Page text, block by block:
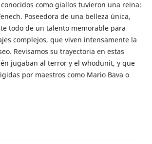
como giallos tuvieron una reina:
Poseedora de una belleza única,
todo de un talento memorable para
complejos, que viven intensamente la
Revisamos su trayectoria en estas
jugaban al terror y el whodunit, y que
por maestros como Mario Bava o